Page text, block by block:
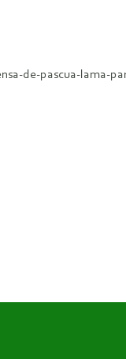
de-pascua-lama-